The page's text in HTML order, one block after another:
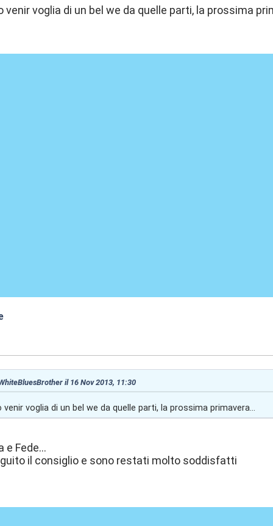
voglia di un bel we da quelle parti, la prossima
il 16 Nov 2013, 11:30
voglia di un bel we da quelle parti, la prossima primavera...
e Fede...
il consiglio e sono restati molto soddisfatti